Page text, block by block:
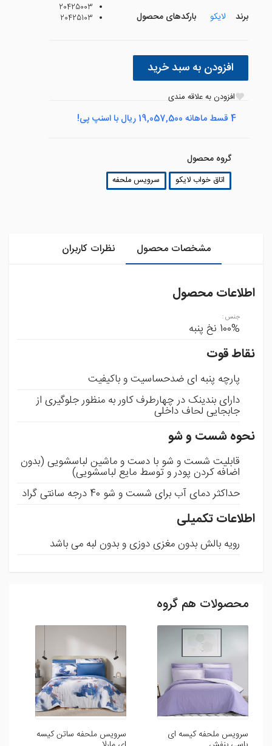
برند لایکو بارکدهای محصول
20425003
20425103
افزودن به سبد خرید
افزودن به علاقه مندی
4 قسط ماهانه 19,057,500 ریال با اسنپ پی!
گروه محصول
اتاق خواب لایکو سرویس ملحفه
مشخصات محصول نظرات کاربران
اطلاعات محصول
جنس:
100% نخ پنبه
نقاط قوت
پارچه پنبه ای ضدحساسیت و باکیفیت
دارای بندینک در چهارطرف کاور به منظور جلوگیری از
جابجایی لحاف داخلی
نحوه شست و شو
قابلیت شست و شو با دست و ماشین لباسشویی (بدون
اضافه کردن پودر و توسط مایع لباسشویی)
حداکثر دمای آب برای شست و شو 40 درجه سانتی گراد
اطلاعات تکمیلی
رویه بالش بدون مغزی دوزی و بدون لبه می باشد
ثبت نظر
شما می توانید با ثبت نظر و امتیاز خود ما را در بهبود محصولات
یاری رسانید .
افزودن نظر
محصولات هم گروه
سرویس ملحفه کیسه ای سرویس ملحفه ساتن کیسه